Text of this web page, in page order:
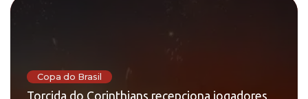
Copa do Brasil
Torcida do Corinthians recepciona jogadores